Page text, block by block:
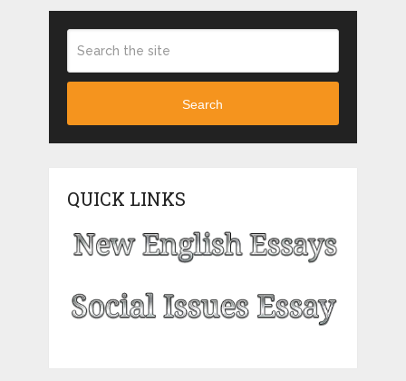
Search
QUICK LINKS